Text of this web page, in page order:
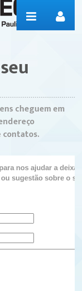
cheguem em
contatos.